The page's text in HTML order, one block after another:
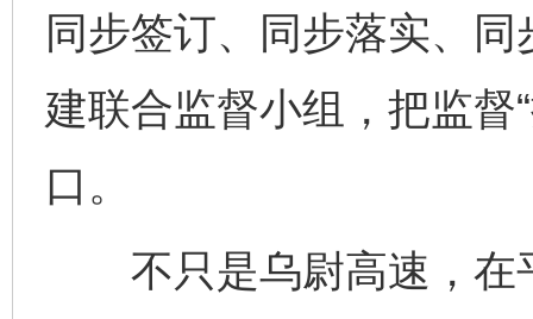
同步签订、同步落实、
建联合监督小组，把监督
口。
不只是乌尉高速，在